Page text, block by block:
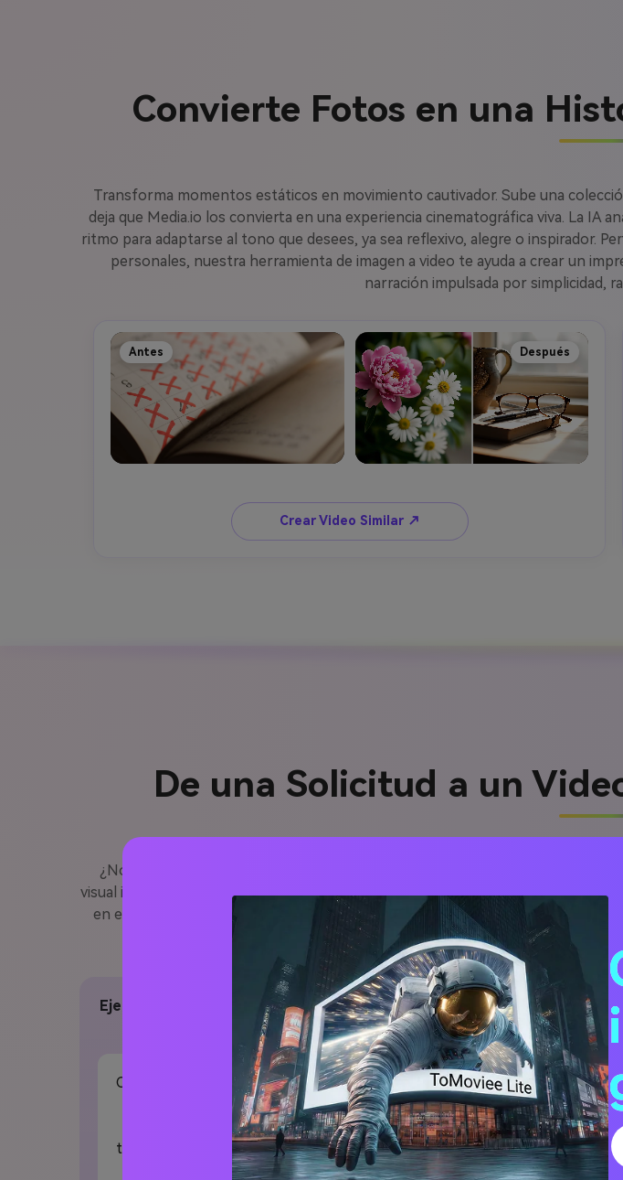
Convierte Fotos en una
Transforma momentos estáticos en movimiento cautivador. Sube una
deja que Media.io los convierta en una experiencia cinematográfica viva. La IA
ritmo para adaptarse al tono que desees, ya sea reflexivo, alegre o inspirador.
personales, nuestra herramienta de imagen a video te ayuda a crear un
narración impulsada por simplicidad,
Antes Después
Crear Video Similar ↗
De una Solicitud a un
¿No sabes por dónde empezar? Solo escribe unas líneas sentidas y deja
visual impresionante. Desde un agradecimiento sincero de parte de los
en emocionantes videos sin necesidad de editar. Elige el clima: tranquilo,
plataforma. Es ideal para quienes quieren compartir significado, no
Ejemplo de Solicitud: Celebrando una Vida
Dedicada
Comienza con una composición vertical
y móvil en ángulo bajo que capture el
ajetreo de una mañana de camino al
trabajo, enfocando pies que se mueven
deprisa. Luego, un zoom dramático